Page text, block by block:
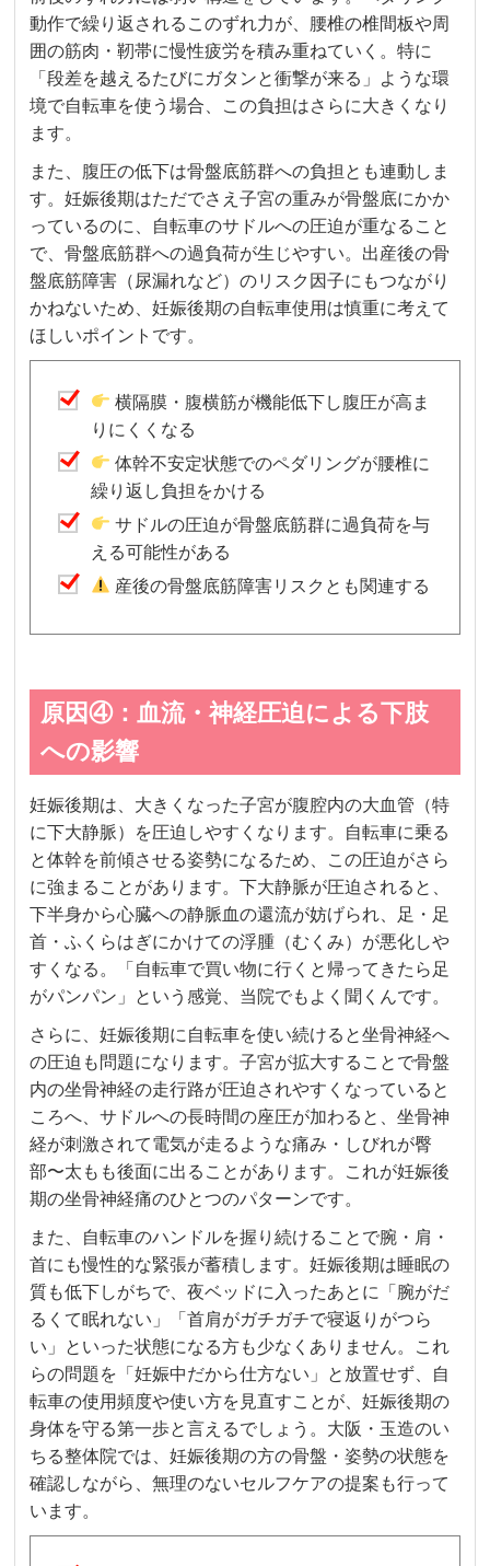
動作で繰り返されるこのずれ力が、腰椎の椎間板や周
囲の筋肉・靭帯に慢性疲労を積み重ねていく。特に
「段差を越えるたびにガタンと衝撃が来る」ような環
境で自転車を使う場合、この負担はさらに大きくなり
ます。
また、腹圧の低下は骨盤底筋群への負担とも連動しま
す。妊娠後期はただでさえ子宮の重みが骨盤底にかか
っているのに、自転車のサドルへの圧迫が重なること
で、骨盤底筋群への過負荷が生じやすい。出産後の骨
盤底筋障害（尿漏れなど）のリスク因子にもつながり
かねないため、妊娠後期の自転車使用は慎重に考えて
ほしいポイントです。
横隔膜・腹横筋が機能低下し腹圧が高ま
りにくくなる
体幹不安定状態でのペダリングが腰椎に
繰り返し負担をかける
サドルの圧迫が骨盤底筋群に過負荷を与
える可能性がある
産後の骨盤底筋障害リスクとも関連する
原因④：血流・神経圧迫による下肢
への影響
妊娠後期は、大きくなった子宮が腹腔内の大血管（特
に下大静脈）を圧迫しやすくなります。自転車に乗る
と体幹を前傾させる姿勢になるため、この圧迫がさら
に強まることがあります。下大静脈が圧迫されると、
下半身から心臓への静脈血の還流が妨げられ、足・足
首・ふくらはぎにかけての浮腫（むくみ）が悪化しや
すくなる。「自転車で買い物に行くと帰ってきたら足
がパンパン」という感覚、当院でもよく聞くんです。
さらに、妊娠後期に自転車を使い続けると坐骨神経へ
の圧迫も問題になります。子宮が拡大することで骨盤
内の坐骨神経の走行路が圧迫されやすくなっていると
ころへ、サドルへの長時間の座圧が加わると、坐骨神
経が刺激されて電気が走るような痛み・しびれが臀
部〜太もも後面に出ることがあります。これが妊娠後
期の坐骨神経痛のひとつのパターンです。
また、自転車のハンドルを握り続けることで腕・肩・
首にも慢性的な緊張が蓄積します。妊娠後期は睡眠の
質も低下しがちで、夜ベッドに入ったあとに「腕がだ
るくて眠れない」「首肩がガチガチで寝返りがつら
い」といった状態になる方も少なくありません。これ
らの問題を「妊娠中だから仕方ない」と放置せず、自
転車の使用頻度や使い方を見直すことが、妊娠後期の
身体を守る第一歩と言えるでしょう。大阪・玉造のい
ちる整体院では、妊娠後期の方の骨盤・姿勢の状態を
確認しながら、無理のないセルフケアの提案も行って
います。